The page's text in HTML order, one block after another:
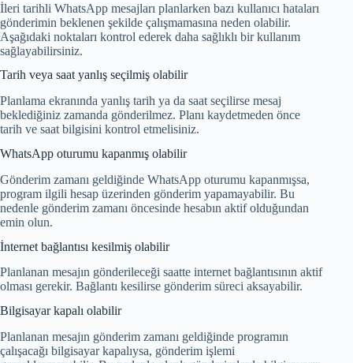
İleri tarihli WhatsApp mesajları planlarken bazı kullanıcı hataları
gönderimin beklenen şekilde çalışmamasına neden olabilir.
Aşağıdaki noktaları kontrol ederek daha sağlıklı bir kullanım
sağlayabilirsiniz.
Tarih veya saat yanlış seçilmiş olabilir
Planlama ekranında yanlış tarih ya da saat seçilirse mesaj
beklediğiniz zamanda gönderilmez. Planı kaydetmeden önce
tarih ve saat bilgisini kontrol etmelisiniz.
WhatsApp oturumu kapanmış olabilir
Gönderim zamanı geldiğinde WhatsApp oturumu kapanmışsa,
program ilgili hesap üzerinden gönderim yapamayabilir. Bu
nedenle gönderim zamanı öncesinde hesabın aktif olduğundan
emin olun.
İnternet bağlantısı kesilmiş olabilir
Planlanan mesajın gönderileceği saatte internet bağlantısının aktif
olması gerekir. Bağlantı kesilirse gönderim süreci aksayabilir.
Bilgisayar kapalı olabilir
Planlanan mesajın gönderim zamanı geldiğinde programın
çalışacağı bilgisayar kapalıysa, gönderim işlemi